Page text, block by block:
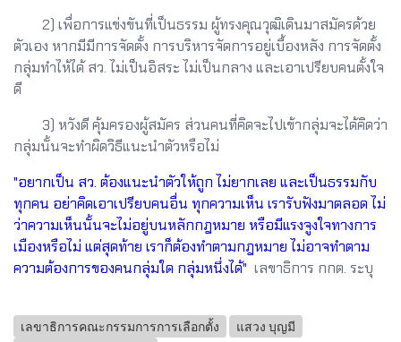
2) เพื่อการแข่งขันที่เป็นธรรม ผู้ทรงคุณวุฒิเดินมาสมัครด้วย
ตัวเอง หากมีมีการจัดตั้ง การบริหารจัดการอยู่เบื้องหลัง การจัดตั้ง
กลุ่มทำไห้ได้ สว. ไม่เป็นอิสระ ไม่เป็นกลาง และเอาเปรียบคนตั้งใจ
ดี
3) หวังดี คุ้มครองผู้สมัคร ส่วนคนที่คิดจะไปเข้ากลุ่มจะได้คิดว่า
กลุ่มนั้นจะทำผิดวิธีแนะนำตัวหรือไม่
"อยากเป็น สว. ต้องแนะนำตัวให้ถูก ไม่ยากเลย และเป็นธรรมกับ
ทุกคน อย่าคิดเอาเปรียบคนอื่น ทุกความเห็น เรารับฟังมาตลอด ไม่
ว่าความเห็นนั้นจะไม่อยู่บนหลักกฎหมาย หรือมีแรงจูงใจทางการ
เมืองหรือไม่ แต่สุดท้าย เราก็ต้องทำตามกฎหมาย ไม่อาจทำตาม
ความต้องการของคนกลุ่มใด กลุ่มหนึ่งได้" เลขาธิการ กกต. ระบุ
เลขาธิการคณะกรรมการการเลือกตั้ง
แสวง บุญมี